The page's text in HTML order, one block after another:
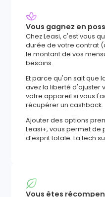
Vous gagnez en
Chez Leasi, c'est vous
durée de votre contrat
le montant de vos
besoins.
Et parce qu'on sait que
avez la liberté d'ajuster
votre appareil si vous
récupérer un cashback.
Ajouter des options
Leasi+, vous permet de
d’esprit totale. La tech
Vous êtes